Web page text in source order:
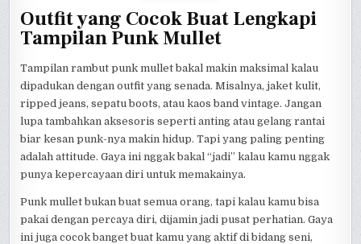
Outfit yang Cocok Buat Lengkapi
Tampilan Punk Mullet
Tampilan rambut punk mullet bakal makin maksimal kalau
dipadukan dengan outfit yang senada. Misalnya, jaket kulit,
ripped jeans, sepatu boots, atau kaos band vintage. Jangan
lupa tambahkan aksesoris seperti anting atau gelang rantai
biar kesan punk-nya makin hidup. Tapi yang paling penting
adalah attitude. Gaya ini nggak bakal “jadi” kalau kamu nggak
punya kepercayaan diri untuk memakainya.
Punk mullet bukan buat semua orang, tapi kalau kamu bisa
pakai dengan percaya diri, dijamin jadi pusat perhatian. Gaya
ini juga cocok banget buat kamu yang aktif di bidang seni,